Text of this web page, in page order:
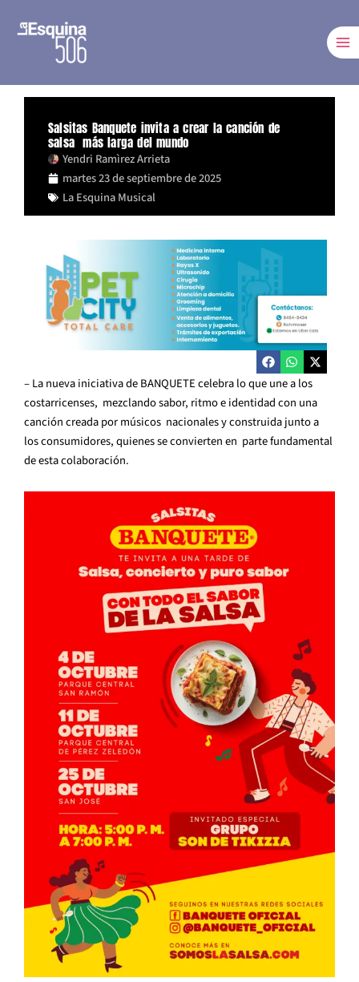
Salsitas Banquete invita a crear la canción de
salsa más larga del mundo
Yendri Ramìrez Arrieta
martes 23 de septiembre de 2025
La Esquina Musical
– La nueva iniciativa de BANQUETE celebra lo que une a los
costarricenses, mezclando sabor, ritmo e identidad con una
canción creada por músicos nacionales y construida junto a
los consumidores, quienes se convierten en parte fundamental
de esta colaboración.